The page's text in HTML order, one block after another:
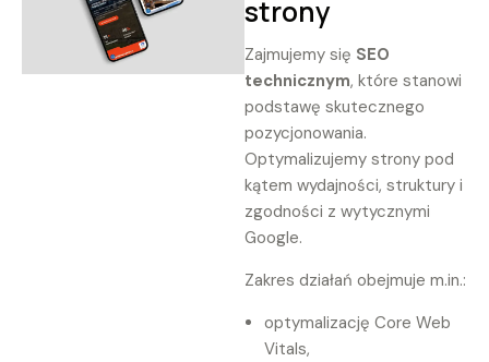
strony
Zajmujemy się SEO
technicznym, które stanowi
podstawę skutecznego
pozycjonowania.
Optymalizujemy strony pod
kątem wydajności, struktury i
zgodności z wytycznymi
Google.
Zakres działań obejmuje m.in.:
optymalizację Core Web
Vitals,